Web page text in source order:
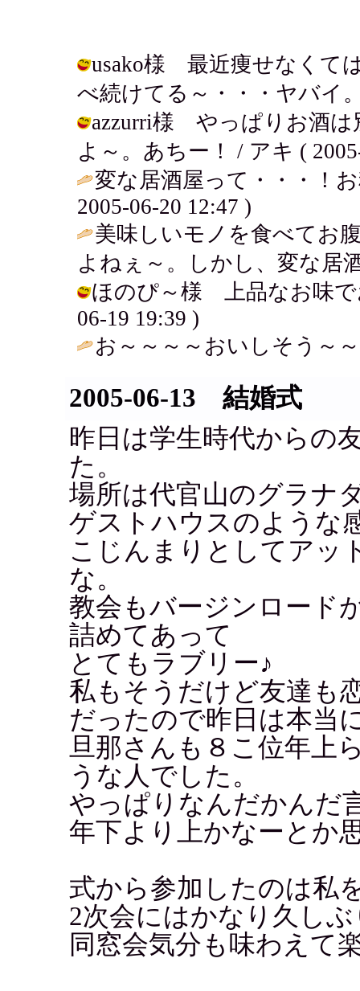
usako様 最近痩せなくて
べ続けてる～・・・ヤバイ
azzurri様 やっぱりお酒は
よ～。あちー！ / アキ (
変な居酒屋って・・・！
2005-06-20 12:47 )
美味しいモノを食べてお
よねぇ～。しかし、変な居
ほのぴ～様 上品なお味で
06-19 19:39 )
お～～～～おいしそう～
2005-06-13 結婚式
昨日は学生時代からの
た。
場所は代官山のグラナ
ゲストハウスのような
こじんまりとしてアッ
な。
教会もバージンロード
詰めてあって
とてもラブリー♪
私もそうだけど友達も
だったので昨日は本当
旦那さんも８こ位年上
うな人でした。
やっぱりなんだかんだ
年下より上かなーとか
式から参加したのは私
2次会にはかなり久し
同窓会気分も味わえて